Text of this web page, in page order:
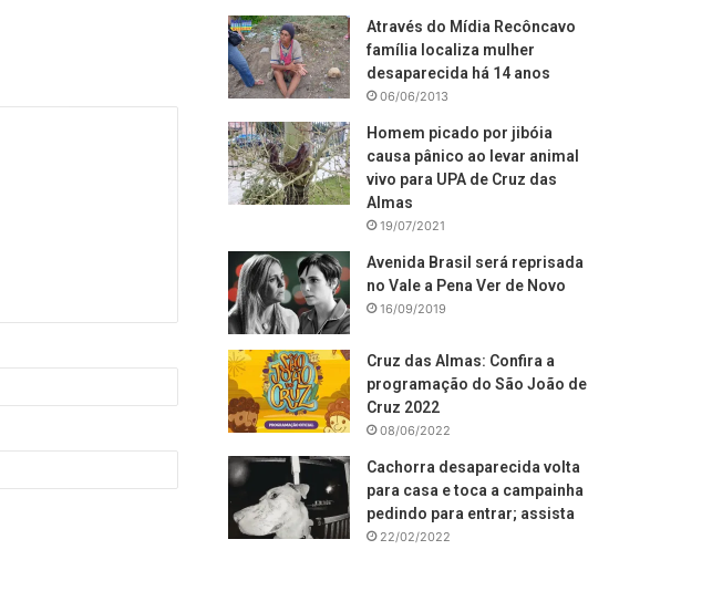
Através do Mídia Recôncavo
família localiza mulher
desaparecida há 14 anos
06/06/2013
Homem picado por jibóia
causa pânico ao levar animal
vivo para UPA de Cruz das
Almas
19/07/2021
Avenida Brasil será reprisada
no Vale a Pena Ver de Novo
16/09/2019
Cruz das Almas: Confira a
programação do São João de
Cruz 2022
08/06/2022
Cachorra desaparecida volta
para casa e toca a campainha
pedindo para entrar; assista
22/02/2022